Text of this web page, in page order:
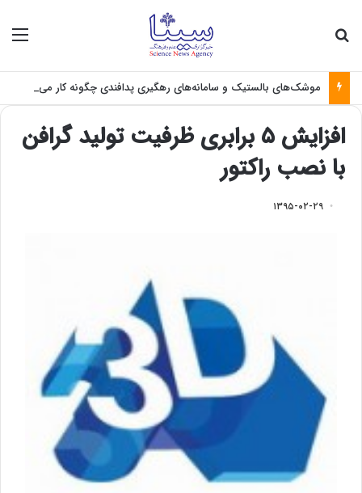
موشک‌های بالستیک و سامانه‌های رهگیری پدافندی چگونه کار می کنند؟
افزایش ۵ برابری ظرفیت تولید گرافن
با نصب راکتور
۱۳۹۵-۰۲-۲۹